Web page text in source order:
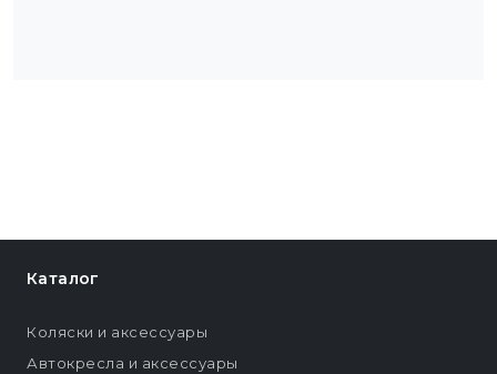
Каталог
Коляски и аксессуары
Автокресла и аксессуары